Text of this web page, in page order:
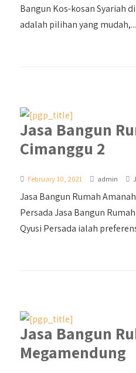
Bangun Kos-kosan Syariah
adalah pilihan yang mudah,...
Jasa Bangun
Cimanggu 2
February 10, 2021 admin
Jasa Bangun Rumah
Persada Jasa Bangun
Qyusi Persada ialah
Jasa Bangun
Megamendung